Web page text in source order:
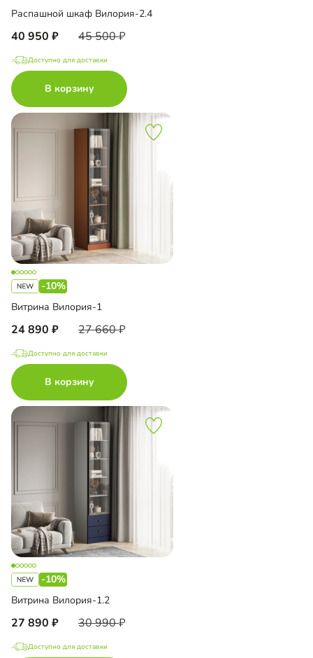
Распашной шкаф Вилория-2.4
40 950 45 500
Доступно для доставки
В корзину
-10%
Витрина Вилория-1
24 890 27 660
Доступно для доставки
В корзину
-10%
Витрина Вилория-1.2
27 890 30 990
Доступно для доставки